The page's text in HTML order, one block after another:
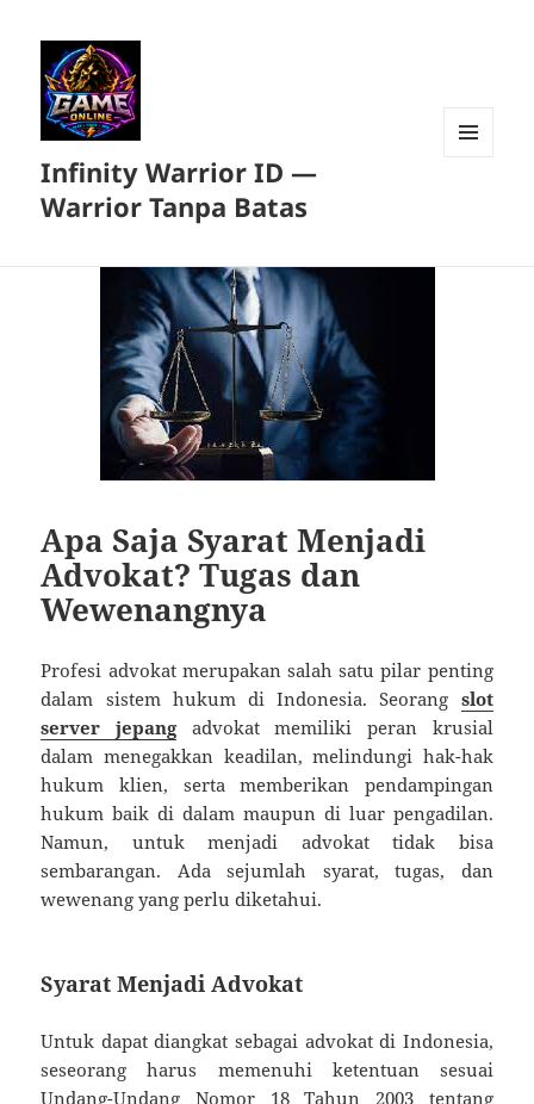
Infinity Warrior ID —
Warrior Tanpa Batas
Apa Saja Syarat Menjadi
Advokat? Tugas dan
Wewenangnya
Profesi advokat merupakan salah satu pilar penting
dalam sistem hukum di Indonesia. Seorang slot
server jepangadvokat memiliki peran krusial
dalam menegakkan keadilan, melindungi hak-hak
hukum klien, serta memberikan pendampingan
hukum baik di dalam maupun di luar pengadilan.
Namun, untuk menjadi advokat tidak bisa
sembarangan. Ada sejumlah syarat, tugas, dan
wewenang yang perlu diketahui.
Syarat Menjadi Advokat
Untuk dapat diangkat sebagai advokat di Indonesia,
seseorang harus memenuhi ketentuan sesuai
Undang-Undang Nomor 18 Tahun 2003 tentang